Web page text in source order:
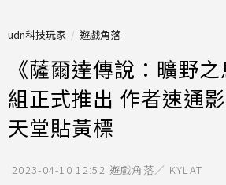
udn科技玩家 遊戲角落
《薩爾達傳說：曠野
組正式推出 作者速通
天堂貼黃標
2023-04-10 12:52 遊戲角落／ KYLAT